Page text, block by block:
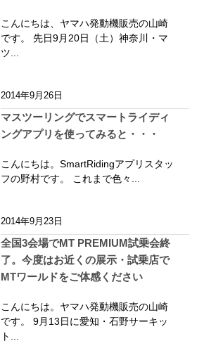
こんにちは、ヤマハ発動機販売の山崎
です。 先日9月20日（土）神奈川・マ
ツ...
2014年9月26日
マスツーリングでスマートライディ
ングアプリを使ってみると・・・
こんにちは。SmartRidingアプリスタッ
フの野村です。 これまで色々...
2014年9月23日
全国3会場でMT PREMIUM試乗会終
了。今度はお近くの展示・試乗店で
MTワールドをご体感ください
こんにちは。ヤマハ発動機販売の山崎
です。 9月13日に愛知・石野サーキッ
ト...